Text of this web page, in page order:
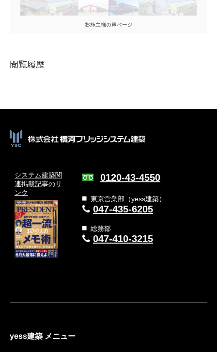
お施主様の声ページ
閲覧履歴
システム建築関
連掲載記事のリ
ンク
0120-43-4550
東京営業部（yess建築）
047-435-6205
総務部
047-410-3215
yess建築 メニュー